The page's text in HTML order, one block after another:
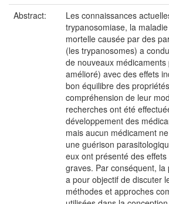
Abstract:
Les connaissances
trypanosomiase, la
mortelle causée par des
(les trypanosomes) a
de nouveaux
amélioré) avec des effets
bon équilibre des
compréhension de leur
recherches ont été
développement des
mais aucun médicament
une guérison
eux ont présenté des
graves. Par conséquent,
a pour objectif de discuter
méthodes et approches